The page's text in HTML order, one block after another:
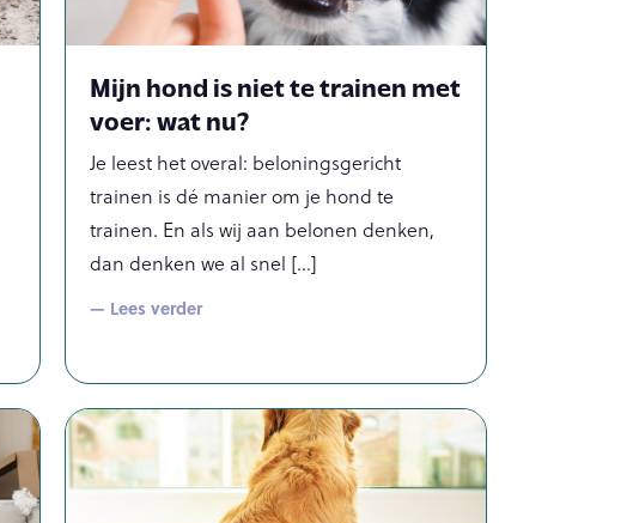
Mijn hond is niet te trainen met
voer: wat nu?
Je leest het overal: beloningsgericht
trainen is dé manier om je hond te
trainen. En als wij aan belonen denken,
dan denken we al snel
— Lees verder